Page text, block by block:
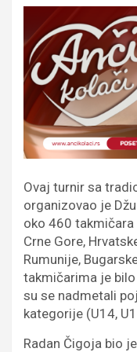
Ovaj turnir sa
organizovao je
oko 460 takmičara
Crne Gore,
Rumunije,
takmičarima je
su se nadmetali
kategorije (U14,
Radan Čigoja bio